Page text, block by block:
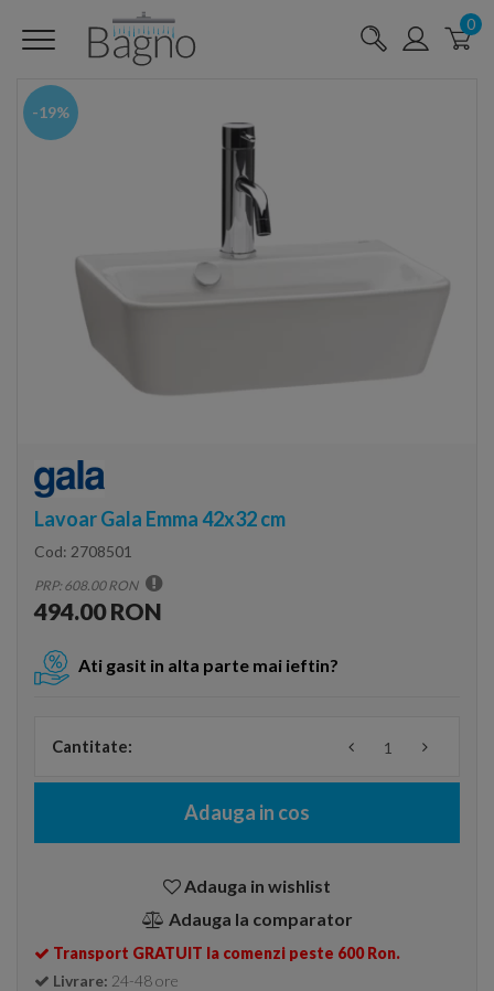
0
-19%
Lavoar Gala Emma 42x32 cm
Cod: 2708501
PRP: 608.00 RON
494.00 RON
Ati gasit in alta parte mai ieftin?
Cantitate:
Adauga in cos
Adauga in wishlist
Adauga la comparator
Transport GRATUIT la comenzi peste 600 Ron.
Livrare: 24-48 ore